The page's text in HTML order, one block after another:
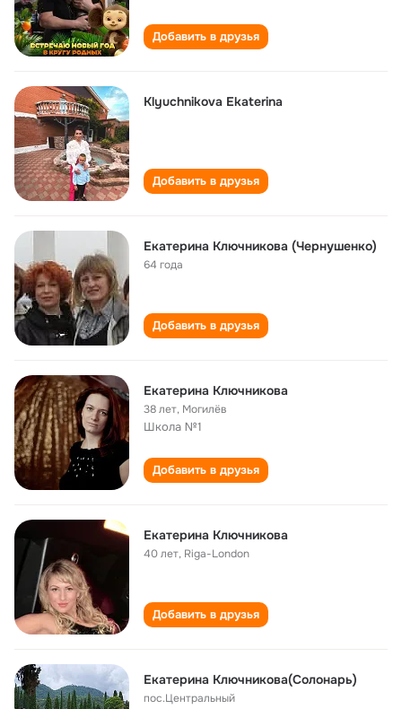
Добавить в друзья
Klyuchnikova Ekaterina
Добавить в друзья
Екатерина Ключникова (Чернушенко)
64 года
Добавить в друзья
Екатерина Ключникова
38 лет, Могилёв
Школа №1
Добавить в друзья
Екатерина Ключникова
40 лет, Riga-London
Добавить в друзья
Екатерина Ключникова(Солонарь)
пос.Центральный